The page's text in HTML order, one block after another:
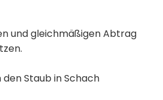
und gleichmäßigen Abtrag
Staub in Schach